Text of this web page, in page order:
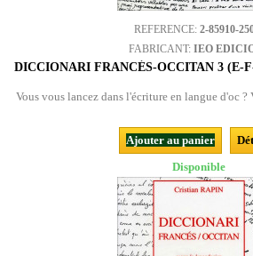
REFERENCE: 2-85910-
FABRICANT: IEO
DICCIONARI FRANCÉS-OCCITAN 3 (E-
Vous vous lancez dans l'écriture en langue d'oc ?
Ajouter au panier
Disponible